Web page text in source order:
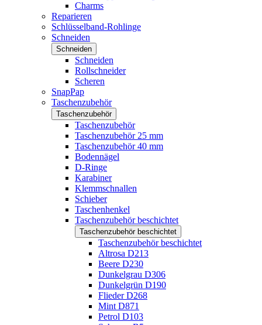
Charms
Reparieren
Schlüsselband-Rohlinge
Schneiden
Schneiden
Schneiden
Rollschneider
Scheren
SnapPap
Taschenzubehör
Taschenzubehör
Taschenzubehör
Taschenzubehör 25 mm
Taschenzubehör 40 mm
Bodennägel
D-Ringe
Karabiner
Klemmschnallen
Schieber
Taschenhenkel
Taschenzubehör beschichtet
Taschenzubehör beschichtet
Taschenzubehör beschichtet
Altrosa D213
Beere D230
Dunkelgrau D306
Dunkelgrün D190
Flieder D268
Mint D871
Petrol D103